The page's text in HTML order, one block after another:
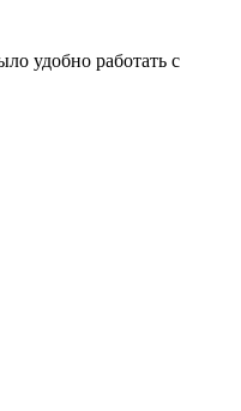
удобно работать с